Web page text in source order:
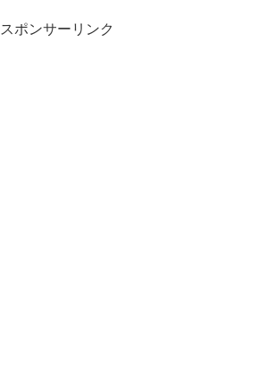
スポンサーリンク